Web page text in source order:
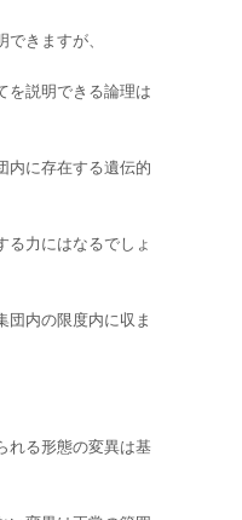
きますが、
を説明できる論理は
内に存在する遺伝的
る力にはなるでしょ
団内の限度内に収ま
れる形態の変異は基